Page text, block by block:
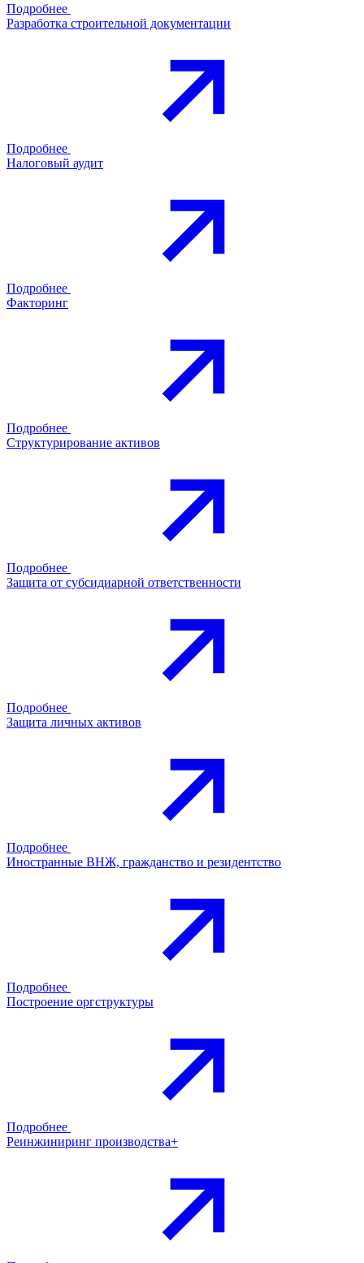
Подробнее
Разработка строительной документации
Подробнее
Налоговый аудит
Подробнее
Факторинг
Подробнее
Структурирование активов
Подробнее
Защита от субсидиарной ответственности
Подробнее
Защита личных активов
Подробнее
Иностранные ВНЖ, гражданство и резидентство
Подробнее
Построение оргструктуры
Подробнее
Реинжиниринг производства+